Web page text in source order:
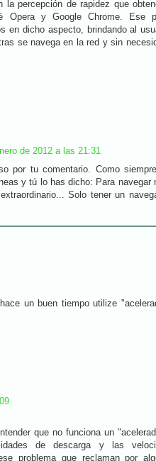
percepción de rapidez que
y Google Chrome. Ese
en dicho aspecto, brindando al
se navega en la red y sin
de 2012 a las 21:31
por tu comentario. Como
y tú lo has dicho: Para navegar
Solo tener un
un buen tiempo utilize
que no funciona un
de descarga y las
problema que reclaman por